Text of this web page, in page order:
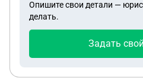
Опишите свои детали —
делать.
Задать